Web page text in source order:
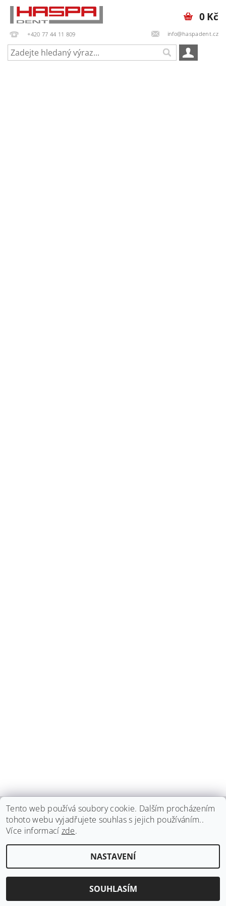
+420 77 44 11 809 info@haspadent.cz
0 Kč
haspadent.cz
HASPA dent, spol. s r.o., všechna práva vyhrazena
cookies
Vytvořil Shoptet
Tento web používá soubory cookie. Dalším procházením
tohoto webu vyjadřujete souhlas s jejich používáním..
Více informací zde.
NASTAVENÍ
SOUHLASÍM